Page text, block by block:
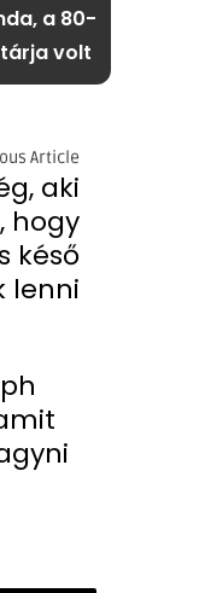
a 80-
volt
Article
aki
hogy
késő
lenni